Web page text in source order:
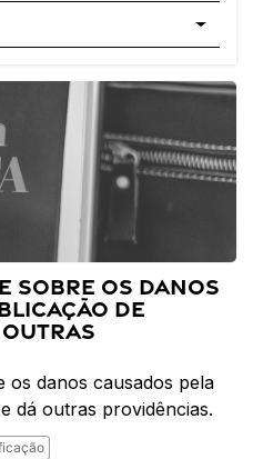
sobre os danos
de
outras
os danos causados pela
dá outras providências.